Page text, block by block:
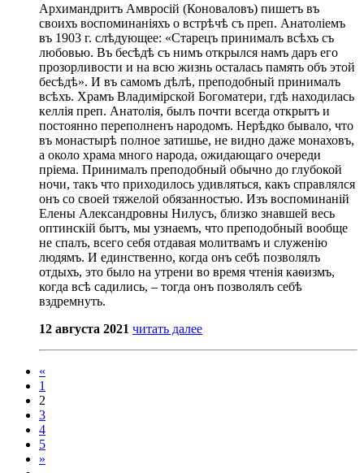
Архимандритъ Амвросій (Коноваловъ) пишетъ въ
своихъ воспоминаніяхъ о встрѣчѣ съ преп. Анатоліемъ
въ 1903 г. слѣдующее: «Старецъ принималъ всѣхъ съ
любовью. Въ бесѣдѣ съ нимъ открылся намъ даръ его
прозорливости и на всю жизнь осталась память объ этой
бесѣдѣ». И въ самомъ дѣлѣ, преподобный принималъ
всѣхъ. Храмъ Владимірской Богоматери, гдѣ находилась
келлія преп. Анатолія, былъ почти всегда открытъ и
постоянно переполненъ народомъ. Нерѣдко бывало, что
въ монастырѣ полное затишье, не видно даже монаховъ,
а около храма много народа, ожидающаго очереди
пріема. Принималъ преподобный обычно до глубокой
ночи, такъ что приходилось удивляться, какъ справлялся
онъ со своей тяжелой обязанностью. Изъ воспоминаній
Елены Александровны Нилусъ, близко знавшей весь
оптинскій бытъ, мы узнаемъ, что преподобный вообще
не спалъ, всего себя отдавая молитвамъ и служенію
людямъ. И единственно, когда онъ себѣ позволялъ
отдыхъ, это было на утрени во время чтенія каѳизмъ,
когда всѣ садились, – тогда онъ позволялъ себѣ
вздремнуть.
12 августа 2021 читать далее
«
1
2
3
4
5
»